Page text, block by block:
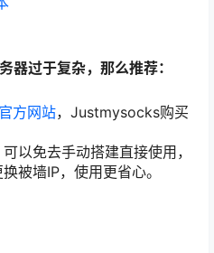
器过于复杂，那么推荐：
方网站，Justmysocks购买
以免去手动搭建直接使用，
被墙IP，使用更省心。